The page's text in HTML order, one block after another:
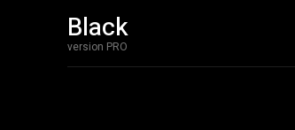
Black
version PRO